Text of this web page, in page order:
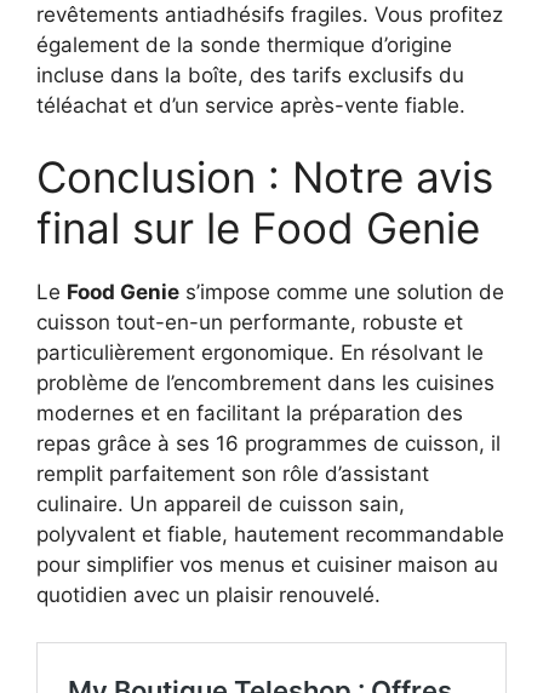
revêtements antiadhésifs fragiles. Vous profitez
également de la sonde thermique d’origine
incluse dans la boîte, des tarifs exclusifs du
téléachat et d’un service après-vente fiable.
Conclusion : Notre avis
final sur le Food Genie
Le Food Genie s’impose comme une solution de
cuisson tout-en-un performante, robuste et
particulièrement ergonomique. En résolvant le
problème de l’encombrement dans les cuisines
modernes et en facilitant la préparation des
repas grâce à ses 16 programmes de cuisson, il
remplit parfaitement son rôle d’assistant
culinaire. Un appareil de cuisson sain,
polyvalent et fiable, hautement recommandable
pour simplifier vos menus et cuisiner maison au
quotidien avec un plaisir renouvelé.